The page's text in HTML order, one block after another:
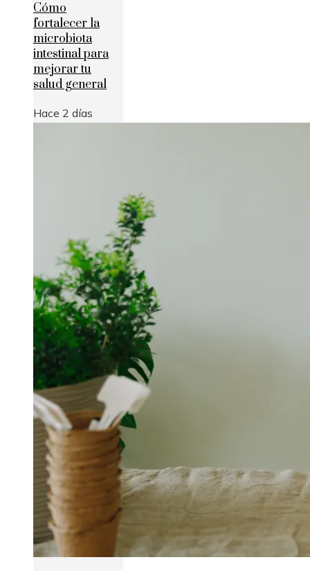
Cómo
fortalecer la
microbiota
intestinal para
mejorar tu
salud general
Hace 2 días